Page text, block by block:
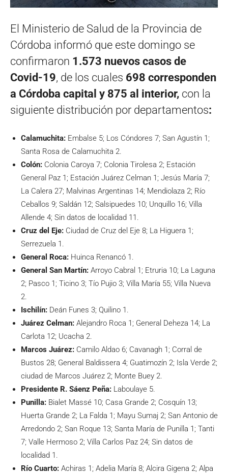
El Ministerio de Salud de la Provincia de
Córdoba informó que este domingo se
confirmaron 1.573 nuevos casos de
Covid-19, de los cuales 698 corresponden
a Córdoba capital y 875 al interior, con la
siguiente distribución por departamentos:
Calamuchita: Embalse 5; Los Cóndores 7; San Agustín 1;
Santa Rosa de Calamuchita 2.
Colón: Colonia Caroya 7; Colonia Tirolesa 2; Estación
General Paz 1; Estación Juárez Celman 1; Jesús María 7;
La Calera 27; Malvinas Argentinas 14; Mendiolaza 2; Río
Ceballos 9; Saldán 12; Salsipuedes 10; Unquillo 16; Villa
Allende 4; Sin datos de localidad 11.
Cruz del Eje: Ciudad de Cruz del Eje 8; La Higuera 1;
Serrezuela 1.
General Roca: Huinca Renancó 1.
General San Martín: Arroyo Cabral 1; Etruria 10; La Laguna
2; Pasco 1; Ticino 3; Tío Pujio 3; Villa María 55; Villa Nueva
2.
Ischilín: Deán Funes 3; Quilino 1.
Juárez Celman: Alejandro Roca 1; General Deheza 14; La
Carlota 12; Ucacha 2.
Marcos Juárez: Camilo Aldao 6; Cavanagh 1; Corral de
Bustos 28; General Baldissera 4; Guatimozín 2; Isla Verde 2;
ciudad de Marcos Juárez 2; Monte Buey 2.
Presidente R. Sáenz Peña: Laboulaye 5.
Punilla: Bialet Massé 10; Casa Grande 2; Cosquín 13;
Huerta Grande 2; La Falda 1; Mayu Sumaj 2; San Antonio de
Arredondo 2; San Roque 13; Santa María de Punilla 1; Tanti
7; Valle Hermoso 2; Villa Carlos Paz 24; Sin datos de
localidad 1.
Río Cuarto: Achiras 1; Adelia María 8; Alcira Gigena 2; Alpa